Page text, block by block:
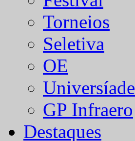
Torneios
Seletiva
OE
Universíade
GP Infraero
Destaques